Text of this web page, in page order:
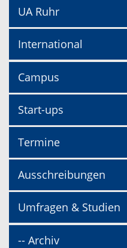
UA Ruhr
International
Campus
Start-ups
Termine
Ausschreibungen
Umfragen & Studien
-- Archiv